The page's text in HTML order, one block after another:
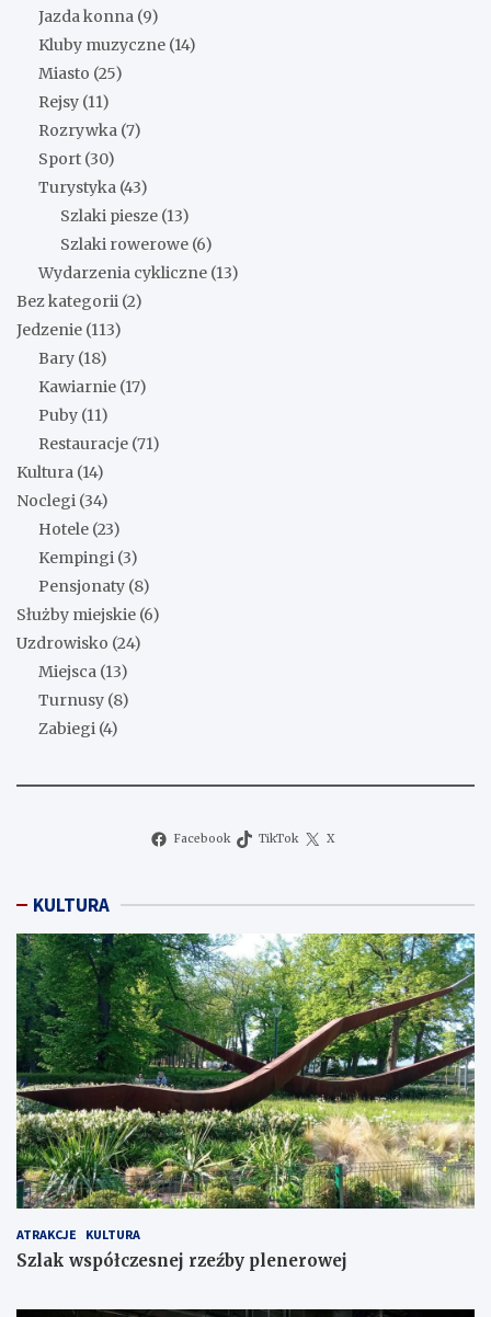
Jazda konna (9)
Kluby muzyczne (14)
Miasto (25)
Rejsy (11)
Rozrywka (7)
Sport (30)
Turystyka (43)
Szlaki piesze (13)
Szlaki rowerowe (6)
Wydarzenia cykliczne (13)
Bez kategorii (2)
Jedzenie (113)
Bary (18)
Kawiarnie (17)
Puby (11)
Restauracje (71)
Kultura (14)
Noclegi (34)
Hotele (23)
Kempingi (3)
Pensjonaty (8)
Służby miejskie (6)
Uzdrowisko (24)
Miejsca (13)
Turnusy (8)
Zabiegi (4)
Facebook TikTok X
KULTURA
ATRAKCJE KULTURA
Szlak współczesnej rzeźby plenerowej